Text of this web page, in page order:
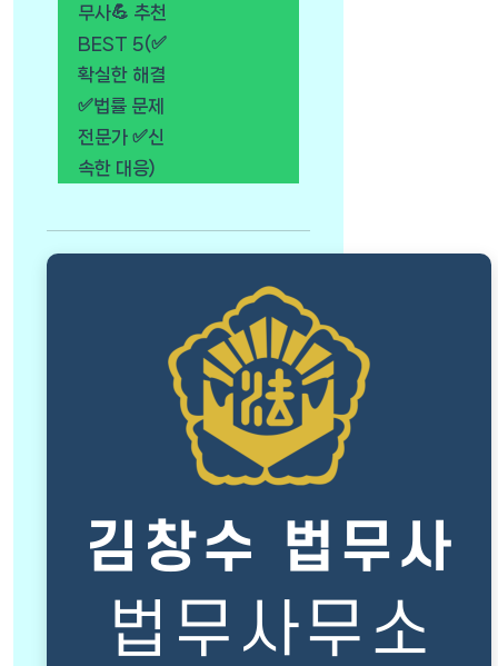
무사💪 추천
BEST 5(✅
확실한 해결
✅법률 문제
전문가 ✅신
속한 대응)